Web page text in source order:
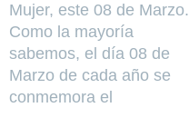
Mujer, este 08 de Marzo.
Como la mayoría
sabemos, el día 08 de
Marzo de cada año se
conmemora el